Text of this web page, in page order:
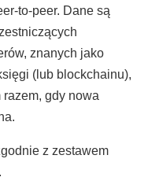
to-peer. Dane są
znanych jako
(lub blockchainu),
gdy nowa
z zestawem